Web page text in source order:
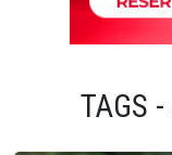
TAGS -